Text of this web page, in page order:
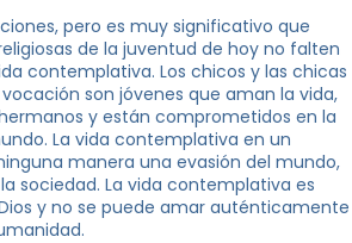
pero es muy significativo que
de la juventud de hoy no falten
contemplativa. Los chicos y las chicas
son jóvenes que aman la vida,
y están comprometidos en la
La vida contemplativa en un
manera una evasión del mundo,
sociedad. La vida contemplativa es
y no se puede amar auténticamente